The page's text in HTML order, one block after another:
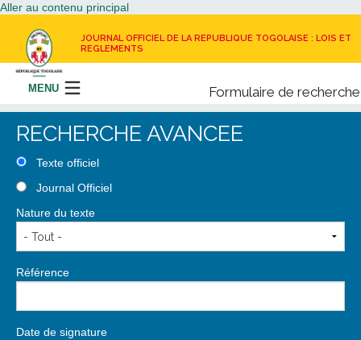
Aller au contenu principal
JOURNAL OFFICIEL DE LA REPUBLIQUE TOGOLAISE : LOIS ET
REGLEMENTS
Formulaire de recherche
Rechercher
MENU
LE JOURNAL OFFICIEL
RECEVOIR LE JOURNAL OFFICIEL
NOUS CONTACTER
RECHERCHE AVANCEE
Texte officiel
Journal Officiel
Nature du texte
Référence
Date de signature